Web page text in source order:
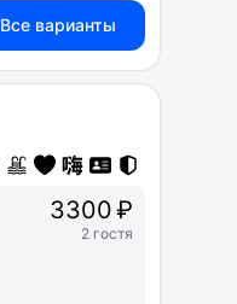
Все варианты
3300 ₽
2 гостя